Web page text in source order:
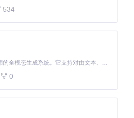
534
MiniMax H3 是一个通用的全模态生成系统。它支持对由文本、图像、视频和音频组成的多模态上下文进行统一理解，并能生成分辨率高达 2K、时长可达 15 秒的带原生立体声音频的视频。得益于面向任务泛化的系统设计，H3 在预训练阶段就已具备广泛的多模态上下文理解与生成能力，能够出色地执行复杂的多模态指令。
0